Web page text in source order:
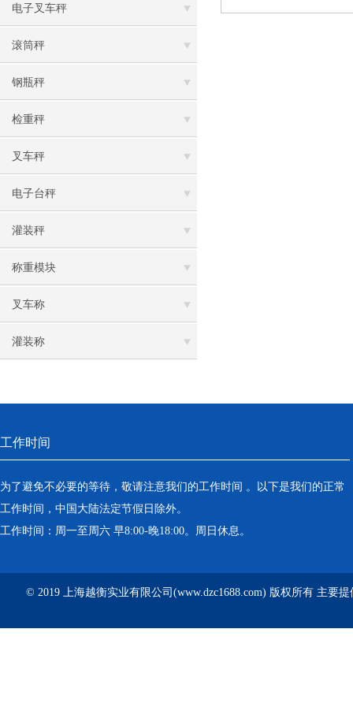
电子叉车秤
滚筒秤
钢瓶秤
检重秤
叉车秤
电子台秤
灌装秤
称重模块
叉车称
灌装称
工作时间
为了避免不必要的等待，敬请注意我们的工作时间 。以下是我们的正常
工作时间，中国大陆法定节假日除外。
工作时间：周一至周六 早8:00-晚18:00。周日休息。
© 2019 上海越衡实业有限公司(www.dzc1688.com) 版权所有 主要提